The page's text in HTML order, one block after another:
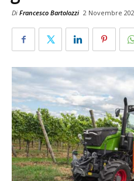
Di Francesco Bartolozzi 2 Novembre